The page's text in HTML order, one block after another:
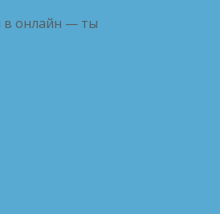
в онлайн — ты